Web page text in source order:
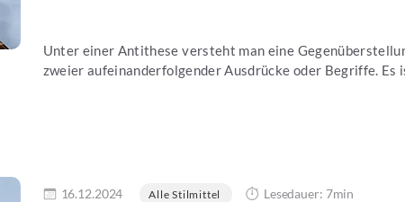
Unter einer Antithese versteht man eine
zweier aufeinanderfolgender Ausdrücke oder Begriffe.
16.12.2024 Alle Stilmittel Lesedauer: 7min